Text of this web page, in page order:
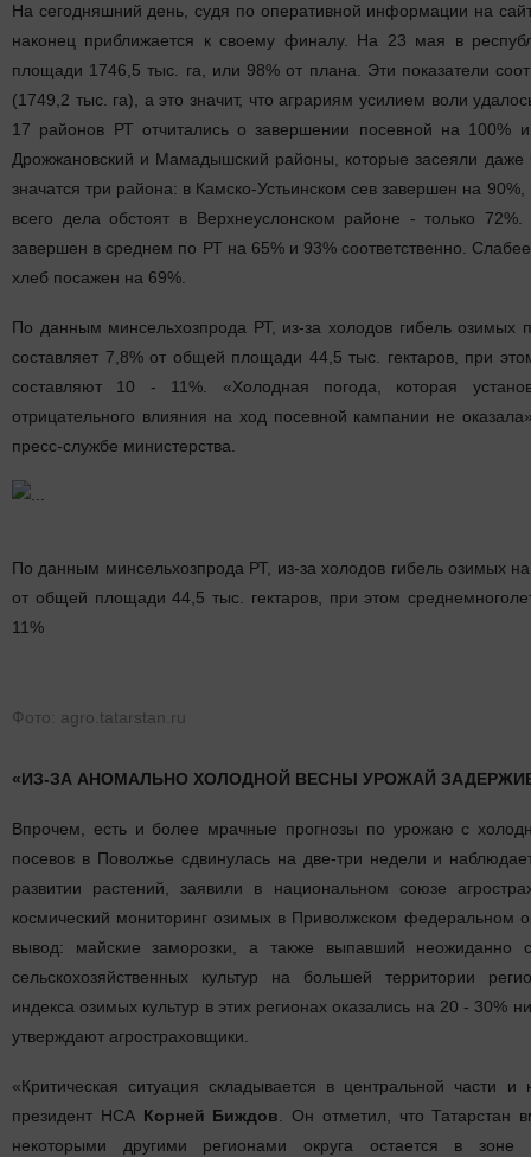
На сегодняшний день, судя по оперативной информации на
наконец приближается к своему финалу. На 23 мая в
площади 1746,5 тыс. га, или 98% от плана. Эти показатели
(1749,2 тыс. га), а это значит, что аграриям усилием воли
17 районов РТ отчитались о завершении посевной на 100%
Дрожжановский и Мамадышский районы, которые засеяли
значатся три района: в Камско-Устьинском сев завершен на
всего дела обстоят в Верхнеуслонском районе - только
завершен в среднем по РТ на 65% и 93% соответственно.
хлеб посажен на 69%.
По данным минсельхозпрода РТ, из-за холодов гибель озимых
составляет 7,8% от общей площади 44,5 тыс. гектаров, при
составляют 10 - 11%. «Холодная погода, которая
отрицательного влияния на ход посевной кампании не
пресс-службе министерства.
По данным минсельхозпрода РТ, из-за холодов гибель озимых
от общей площади 44,5 тыс. гектаров, при этом
11%
Фото: agro.tatarstan.ru
«ИЗ-ЗА АНОМАЛЬНО ХОЛОДНОЙ ВЕСНЫ УРОЖАЙ
Впрочем, есть и более мрачные прогнозы по урожаю с
посевов в Поволжье сдвинулась на две-три недели и
развитии растений, заявили в национальном союзе
космический мониторинг озимых в Приволжском федеральном
вывод: майские заморозки, а также выпавший неожиданно
сельскохозяйственных культур на большей территории
индекса озимых культур в этих регионах оказались на 20 - 30%
утверждают агростраховщики.
«Критическая ситуация складывается в центральной части
президент НСА Корней Биждов . Он отметил, что
некоторыми другими регионами округа остается в зоне